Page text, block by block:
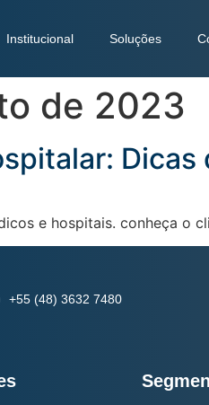
Institucional Soluções
de 2023
e hospitais. conheça o
+55 (48) 3632 7480